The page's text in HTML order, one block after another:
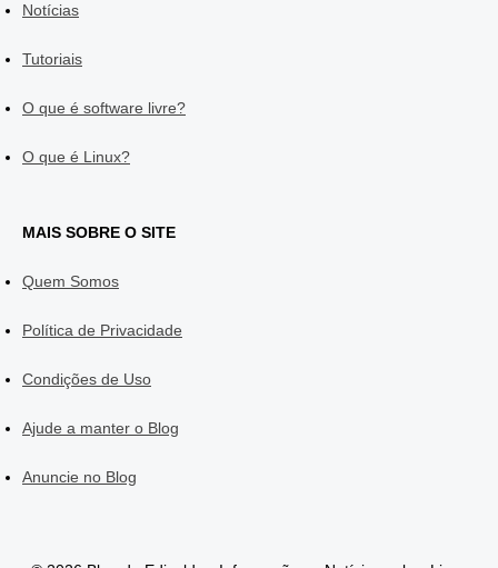
Notícias
Tutoriais
O que é software livre?
O que é Linux?
MAIS SOBRE O SITE
Quem Somos
Política de Privacidade
Condições de Uso
Ajude a manter o Blog
Anuncie no Blog